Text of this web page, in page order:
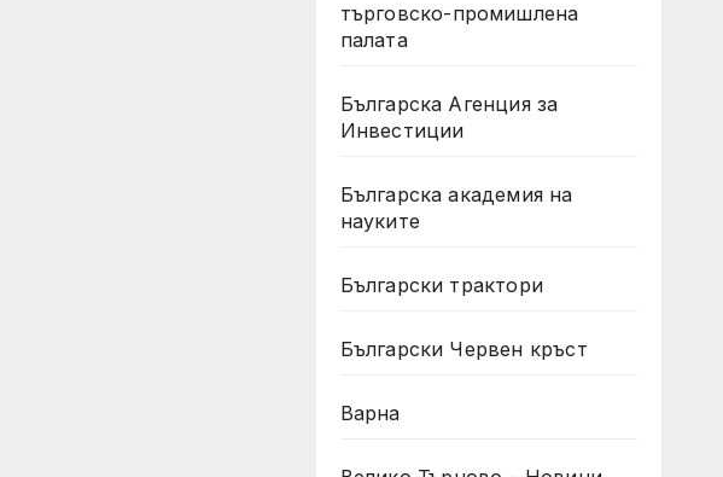
търговско-промишлена
палата
Българска Агенция за
Инвестиции
Българска академия на
науките
Български трактори
Български Червен кръст
Варна